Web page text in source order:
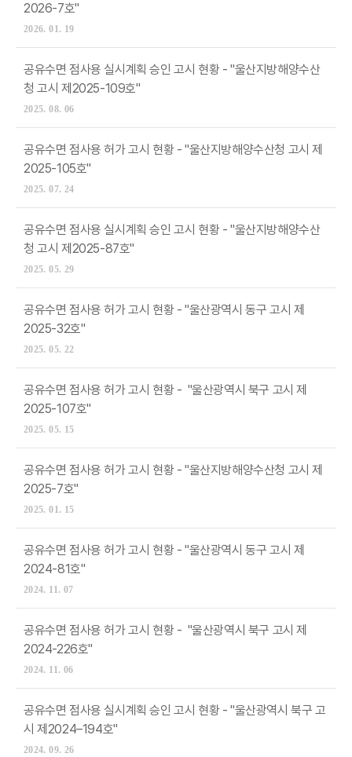
2026-7호"
2026. 01. 19
공유수면 점사용 실시계획 승인 고시 현황 - "울산지방해양수산
청 고시 제2025-109호"
2025. 08. 06
공유수면 점사용 허가 고시 현황 - "울산지방해양수산청 고시 제
2025-105호"
2025. 07. 24
공유수면 점사용 실시계획 승인 고시 현황 - "울산지방해양수산
청 고시 제2025-87호"
2025. 05. 29
공유수면 점사용 허가 고시 현황 - "울산광역시 동구 고시 제
2025-32호"
2025. 05. 22
공유수면 점사용 허가 고시 현황 - "울산광역시 북구 고시 제
2025-107호"
2025. 05. 15
공유수면 점사용 허가 고시 현황 - "울산지방해양수산청 고시 제
2025-7호"
2025. 01. 15
공유수면 점사용 허가 고시 현황 - "울산광역시 동구 고시 제
2024-81호"
2024. 11. 07
공유수면 점사용 허가 고시 현황 - "울산광역시 북구 고시 제
2024-226호"
2024. 11. 06
공유수면 점사용 실시계획 승인 고시 현황 - "울산광역시 북구 고
시 제2024–194호"
2024. 09. 26